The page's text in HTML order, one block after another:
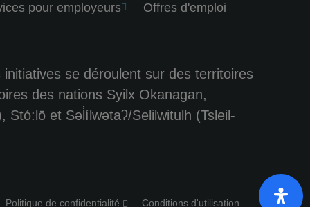
pour employeurs Offres d'emploi
se déroulent sur des territoires
des nations Syilx Okanagan,
et Səl̓ílwətaʔ/Selilwitulh (Tsleil-
Politique de confidentialité Conditions d'utilisation